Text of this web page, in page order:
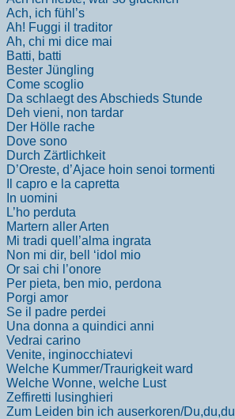
Ach, ich fühl’s
Ah! Fuggi il traditor
Ah, chi mi dice mai
Batti, batti
Bester Jüngling
Come scoglio
Da schlaegt des Abschieds Stunde
Deh vieni, non tardar
Der Hölle rache
Dove sono
Durch Zärtlichkeit
D’Oreste, d’Ajace hoin senoi tormenti
Il capro e la capretta
In uomini
L’ho perduta
Martern aller Arten
Mi tradi quell’alma ingrata
Non mi dir, bell ‘idol mio
Or sai chi l’onore
Per pieta, ben mio, perdona
Porgi amor
Se il padre perdei
Una donna a quindici anni
Vedrai carino
Venite, inginocchiatevi
Welche Kummer/Traurigkeit ward
Welche Wonne, welche Lust
Zeffiretti lusinghieri
Zum Leiden bin ich auserkoren/Du,du,du